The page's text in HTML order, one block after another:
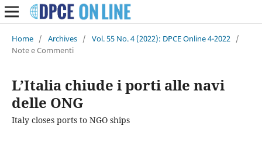
Home / Archives / Vol. 55 No. 4 (2022): DPCE Online 4-2022 /
Note e Commenti
L’Italia chiude i porti alle navi
delle ONG
Italy closes ports to NGO ships